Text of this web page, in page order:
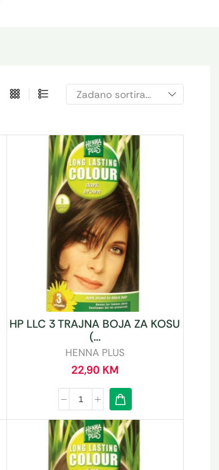
HP LLC 3 TRAJNA BOJA ZA KOSU
(...
HENNA PLUS
22,90 KM